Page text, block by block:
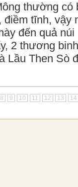
thường có
điềm tĩnh, vậy
đến quả
2 thương
Lầu Then Sò
8 9 10 11 12 13 14